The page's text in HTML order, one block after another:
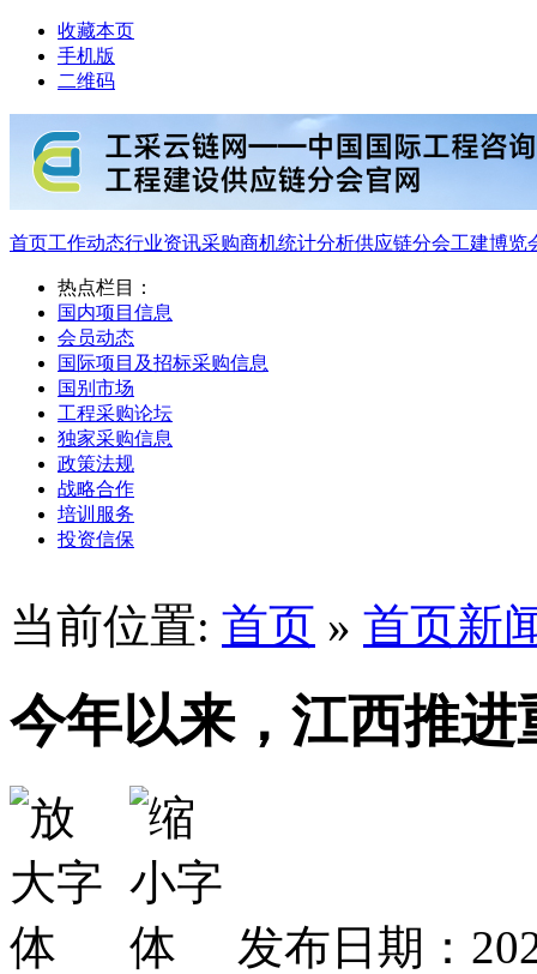
收藏本页
手机版
二维码
首页工作动态行业资讯采购商机统计分析供应链分会工建博览
热点栏目：
国内项目信息
会员动态
国际项目及招标采购信息
国别市场
工程采购论坛
独家采购信息
政策法规
战略合作
培训服务
投资信保
当前位置: 首页 » 首页新
今年以来，江西推进
发布日期：